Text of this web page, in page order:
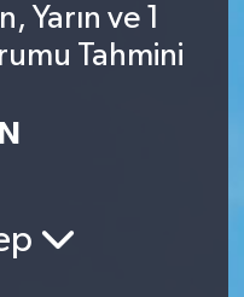
Yarın ve 1
Tahmini